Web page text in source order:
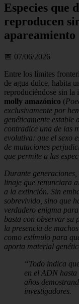
Especies que
reproducen
apareamiento
📅 07/06/2026
Entre los límites
de agua dulce, habita
reproduciéndose sin la
molly amazónico (
exclusivamente por
genéticamente estable
contradice una de las
evolutiva: que el sexo
de mutaciones
que permite a las
Durante
linaje que renunciara
a la extinción. Sin
sobrevivido, sino que
verdadero enigma
basta con observar su
la presencia de
como estímulo para
aporta material
“Todo indica
en el ADN hasta
años
investigadores.